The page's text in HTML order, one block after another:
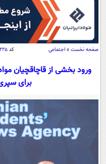
یک
صفحه نخست » اجتماعی کد
ورود بخشی از قاچاقچیان
برای